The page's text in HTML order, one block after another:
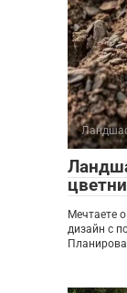
Мечтаете
дизайн с